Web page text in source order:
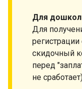
Для
Для
скидочный
перед
не